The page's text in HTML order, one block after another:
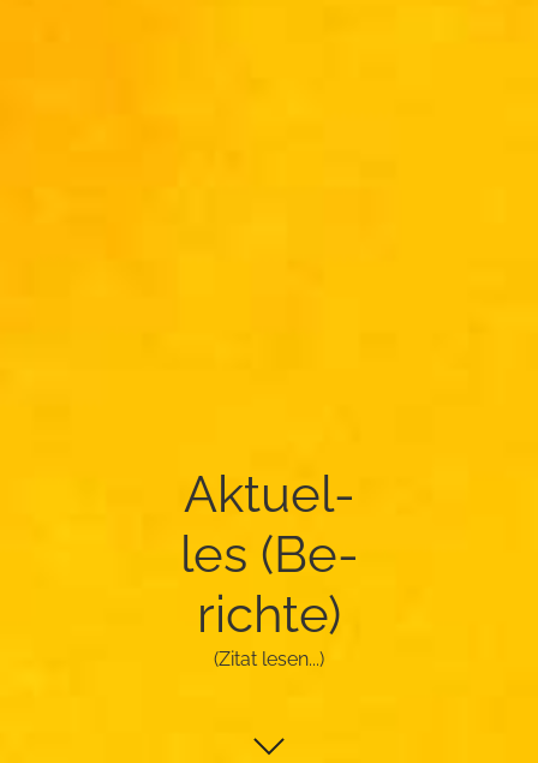
Ak­tu­el­
les (Be­
rich­te)
(Zitat lesen...)